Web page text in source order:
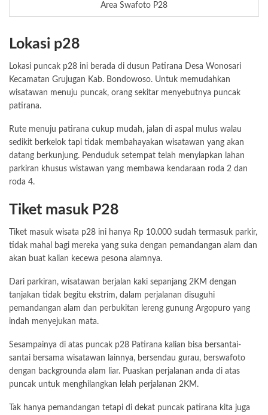
Area Swafoto P28
Lokasi p28
Lokasi puncak p28 ini berada di dusun Patirana Desa Wonosari
Kecamatan Grujugan Kab. Bondowoso. Untuk memudahkan
wisatawan menuju puncak, orang sekitar menyebutnya puncak
patirana.
Rute menuju patirana cukup mudah, jalan di aspal mulus walau
sedikit berkelok tapi tidak membahayakan wisatawan yang akan
datang berkunjung. Penduduk setempat telah menyiapkan lahan
parkiran khusus wistawan yang membawa kendaraan roda 2 dan
roda 4.
Tiket masuk P28
Tiket masuk wisata p28 ini hanya Rp 10.000 sudah termasuk parkir,
tidak mahal bagi mereka yang suka dengan pemandangan alam dan
akan buat kalian kecewa pesona alamnya.
Dari parkiran, wisatawan berjalan kaki sepanjang 2KM dengan
tanjakan tidak begitu ekstrim, dalam perjalanan disuguhi
pemandangan alam dan perbukitan lereng gunung Argopuro yang
indah menyejukan mata.
Sesampainya di atas puncak p28 Patirana kalian bisa bersantai-
santai bersama wisatawan lainnya, bersendau gurau, berswafoto
dengan backgrounda alam liar. Puaskan perjalanan anda di atas
puncak untuk menghilangkan lelah perjalanan 2KM.
Tak hanya pemandangan tetapi di dekat puncak patirana kita juga